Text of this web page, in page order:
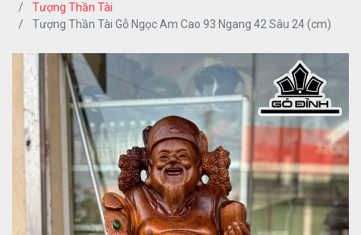
Tượng Thần Tài
Tượng Thần Tài Gỗ Ngọc Am Cao 93 Ngang 42 Sâu 24 (cm)